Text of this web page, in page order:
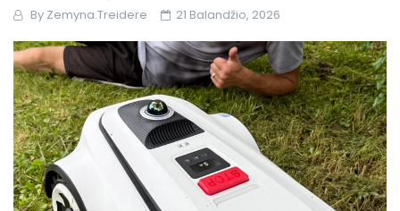
By Zemyna.treidere 21 Balandžio, 2026